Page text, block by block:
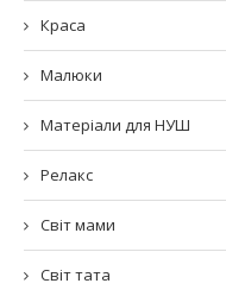
Краса
Малюки
Матеріали для НУШ
Релакс
Світ мами
Світ тата